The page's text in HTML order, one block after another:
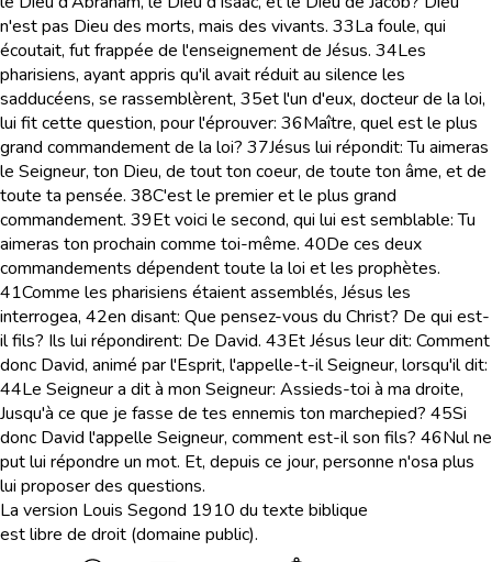
n'est pas Dieu des morts, mais des vivants. 33La foule, qui
écoutait, fut frappée de l'enseignement de Jésus. 34Les
pharisiens, ayant appris qu'il avait réduit au silence les
sadducéens, se rassemblèrent, 35et l'un d'eux, docteur de la loi,
lui fit cette question, pour l'éprouver: 36Maître, quel est le plus
grand commandement de la loi? 37Jésus lui répondit: Tu aimeras
le Seigneur, ton Dieu, de tout ton coeur, de toute ton âme, et de
toute ta pensée. 38C'est le premier et le plus grand
commandement. 39Et voici le second, qui lui est semblable: Tu
aimeras ton prochain comme toi-même. 40De ces deux
commandements dépendent toute la loi et les prophètes.
41Comme les pharisiens étaient assemblés, Jésus les
interrogea, 42en disant: Que pensez-vous du Christ? De qui est-
il fils? Ils lui répondirent: De David. 43Et Jésus leur dit: Comment
donc David, animé par l'Esprit, l'appelle-t-il Seigneur, lorsqu'il dit:
44Le Seigneur a dit à mon Seigneur: Assieds-toi à ma droite,
Jusqu'à ce que je fasse de tes ennemis ton marchepied? 45Si
donc David l'appelle Seigneur, comment est-il son fils? 46Nul ne
put lui répondre un mot. Et, depuis ce jour, personne n'osa plus
lui proposer des questions.
La version Louis Segond 1910 du texte biblique
est libre de droit (domaine public).